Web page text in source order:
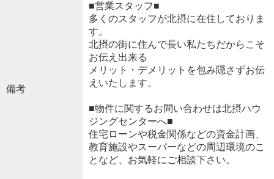
備考
■営業スタッフ■
多くのスタッフが北摂に在住しておりま
す。
北摂の街に住んで長い私たちだからこそ
お伝え出来る
メリット・デメリットを包み隠さずお伝
えいたします。
■物件に関するお問い合わせは北摂ハウ
ジングセンターへ■
住宅ローンや税金関係などの資金計画、
教育施設やスーパーなどの周辺環境のこ
となど、お気軽にご相談下さい。